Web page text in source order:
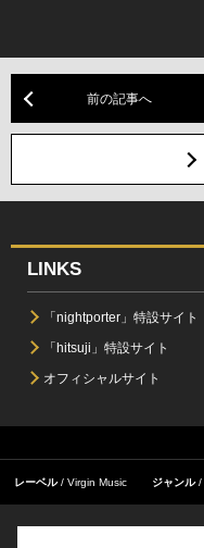
前の記事へ
LINKS
「nightporter」特設サイト
「hitsuji」特設サイト
オフィシャルサイト
レーベル Virgin Music ジャンル